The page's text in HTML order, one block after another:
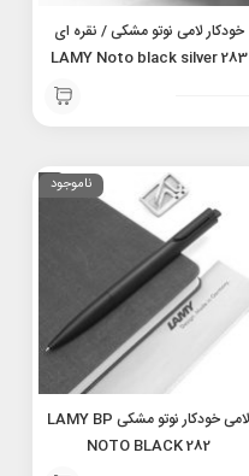
خودکار لامی نوتو مشکی / نقره ای
LAMY Noto black silver 283
ناموجود
لامی خودکار نوتو مشکی LAMY BP
NOTO BLACK 282